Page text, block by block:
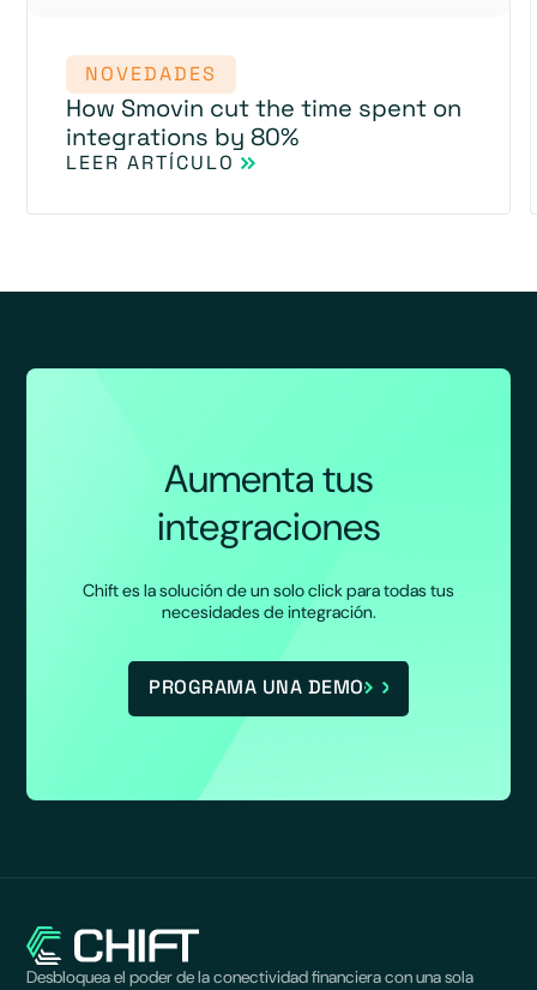
NOVEDADES
How Smovin cut the time spent on
integrations by 80%
LEER ARTÍCULO
Aumenta tus
integraciones
Chift es la solución de un solo click para todas tus
necesidades de integración.
PROGRAMA UNA DEMO
Desbloquea el poder de la conectividad financiera con una sola